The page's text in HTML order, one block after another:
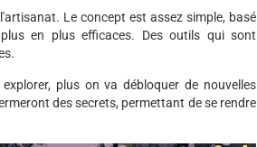
Le concept est assez simple, basé
en plus efficaces. Des outils qui sont
plus on va débloquer de nouvelles
des secrets, permettant de se rendre